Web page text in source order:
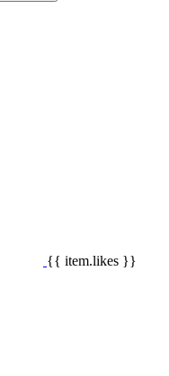
{{ item.likes }}